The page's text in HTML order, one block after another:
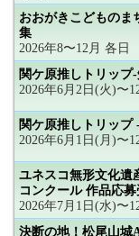
おおがきこどものま
集
2026年8〜12月 各日
関ケ原推しトリップ
2026年6月2日(火)〜
関ケ原推しトリップ
2026年6月1日(月)〜
ユネスコ無形文化遺
コンクール 作品応
2026年7月1日(水)〜
決断の地！松尾山城